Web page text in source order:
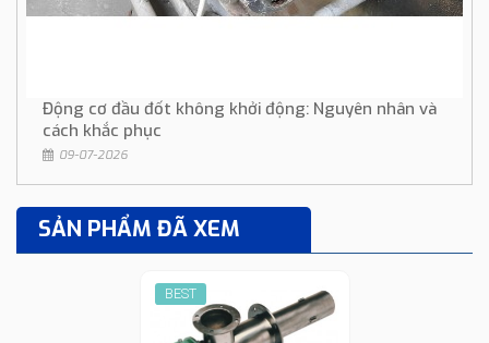
Động cơ đầu đốt không khởi động: Nguyên nhân và
cách khắc phục
09-07-2026
SẢN PHẨM ĐÃ XEM
BEST